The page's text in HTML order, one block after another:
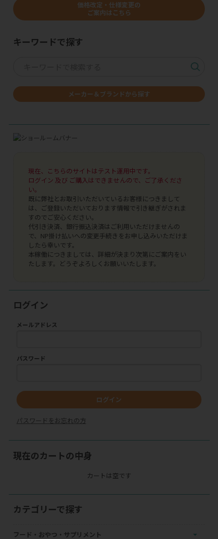
価格改定・仕様変更の
ご案内はこちら
キーワードで探す
メーカー＆ブランドから探す
現在、こちらのサイトはテスト運用中です。
ログイン 及び ご購入はできませんので、ご了承くださ
い。
既に弊社とお取引いただいているお客様につきまして
は、ご登録いただいております情報で引き継ぎがされま
すのでご安心ください。
代引き決済、銀行振込決済はご利用いただけませんの
で、NP掛け払いへの変更手続きをお申し込みいただけま
したら幸いです。
本稼働につきましては、詳細が決まり次第にご案内をい
たします。どうぞよろしくお願いいたします。
ログイン
メールアドレス
パスワード
ログイン
パスワードをお忘れの方
現在のカートの中身
カートは空です
カテゴリーで探す
フード・おやつ・サプリメント